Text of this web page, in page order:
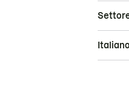
Italiano